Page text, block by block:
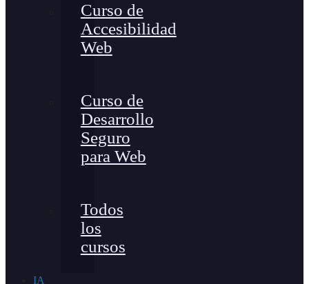
Curso de
Accesibilidad
Web
Curso de
Desarrollo
Seguro
para Web
Todos
los
cursos
IA